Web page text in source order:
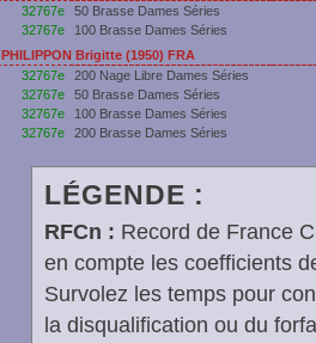
32767e
50 Brasse Dames Séries
32767e
100 Brasse Dames Séries
PHILIPPON Brigitte (1950) FRA
32767e
200 Nage Libre Dames Séries
32767e
50 Brasse Dames Séries
32767e
100 Brasse Dames Séries
32767e
200 Brasse Dames Séries
LÉGENDE :
RFCn : Record de France
en compte les coefficients
Survolez les temps pour
la disqualification ou du